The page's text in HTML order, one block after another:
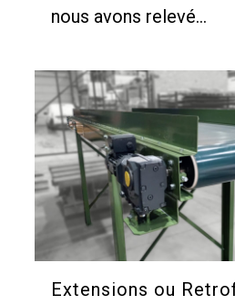
nous avons relevé...
Extensions ou